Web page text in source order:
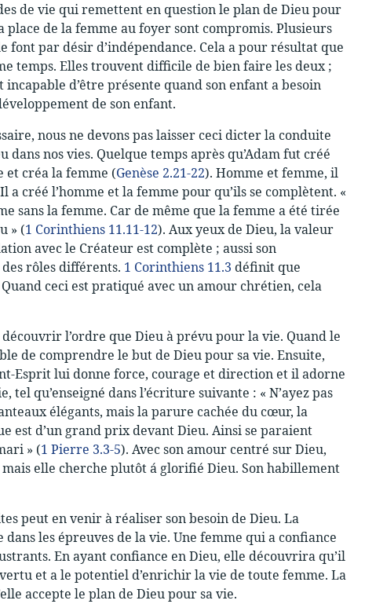
de vie qui remettent en question le plan de Dieu pour
de la femme au foyer sont compromis. Plusieurs
par désir d’indépendance. Cela a pour résultat que
temps. Elles trouvent difficile de bien faire les deux ;
incapable d’être présente quand son enfant a besoin
de son enfant.
nous ne devons pas laisser ceci dicter la conduite
nos vies. Quelque temps après qu’Adam fut créé
créa la femme (Genèse 2.21-22). Homme et femme, il
créé l’homme et la femme pour qu’ils se complètent. «
sans la femme. Car de même que la femme a été tirée
» (1 Corinthiens 11.11-12). Aux yeux de Dieu, la valeur
avec le Créateur est complète ; aussi son
rôles différents. 1 Corinthiens 11.3 définit que
ceci est pratiqué avec un amour chrétien, cela
l’ordre que Dieu à prévu pour la vie. Quand le
de comprendre le but de Dieu pour sa vie. Ensuite,
Esprit lui donne force, courage et direction et il adorne
qu’enseigné dans l’écriture suivante : « N’ayez pas
élégants, mais la parure cachée du cœur, la
d’un grand prix devant Dieu. Ainsi se paraient
» (1 Pierre 3.3-5). Avec son amour centré sur Dieu,
elle cherche plutôt á glorifié Dieu. Son habillement
peut en venir à réaliser son besoin de Dieu. La
les épreuves de la vie. Une femme qui a confiance
En ayant confiance en Dieu, elle découvrira qu’il
et a le potentiel d’enrichir la vie de toute femme. La
accepte le plan de Dieu pour sa vie.